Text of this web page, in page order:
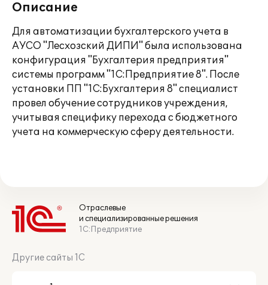
Описание
Для автоматизации бухгалтерского учета в
АУСО "Лесхозский ДИПИ" была использована
конфигурация "Бухгалтерия предприятия"
системы программ "1С:Предприятие 8". После
установки ПП "1С:Бухгалтерия 8" специалист
провел обучение сотрудников учреждения,
учитывая специфику перехода с бюджетного
учета на коммерческую сферу деятельности.
Отраслевые
и специализированные решения
1С:Предприятие
Другие сайты 1С